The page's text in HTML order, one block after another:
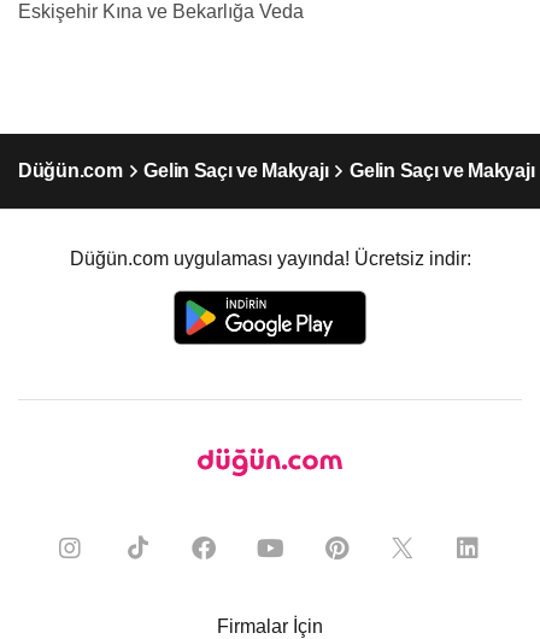
Eskişehir Kına ve Bekarlığa Veda
Düğün.com Gelin Saçı ve Makyajı Gelin Saçı ve
Düğün.com uygulaması yayında! Ücretsiz indir:
Firmalar İçin